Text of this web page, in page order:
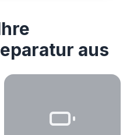
aus